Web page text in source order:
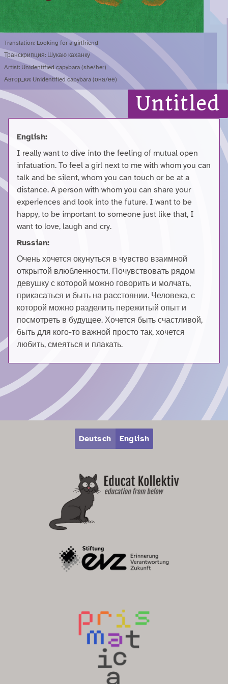
Translation: Looking for a girlfriend
Транскрипция: Шукаю каханку
Artist: Unidentified capybara (she/her)
Автор_ки: Unidentified capybara (она/её)
Untitled
English:
I really want to dive into the feeling of mutual open
infatuation. To feel a girl next to me with whom you can
talk and be silent, whom you can touch or be at a
distance. A person with whom you can share your
experiences and look into the future. I want to be
happy, to be important to someone just like that, I
want to love, laugh and cry.
Russian:
Очень хочется окунуться в чувство взаимной
открытой влюбленности. Почувствовать рядом
девушку с которой можно говорить и молчать,
прикасаться и быть на расстоянии. Человека, с
которой можно разделить пережитый опыт и
посмотреть в будущее. Хочется быть счастливой,
быть для кого-то важной просто так, хочется
любить, смеяться и плакать.
Zum Hauptbereich springen
Zum Hauptmenü springen
Deutsch
English